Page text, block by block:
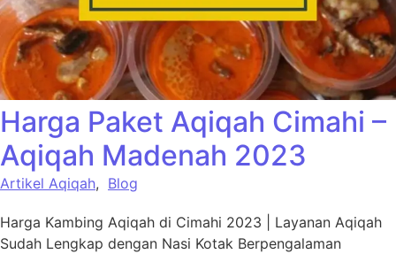
Harga Paket Aqiqah Cimahi –
Aqiqah Madenah 2023
Artikel Aqiqah, Blog
Harga Kambing Aqiqah di Cimahi 2023 | Layanan Aqiqah
Sudah Lengkap dengan Nasi Kotak Berpengalaman